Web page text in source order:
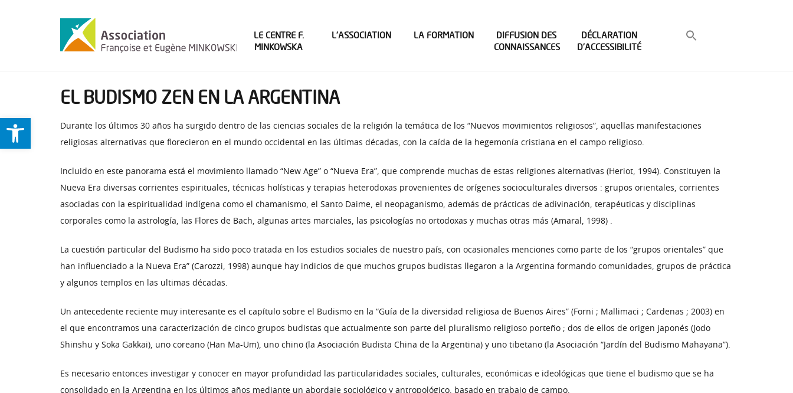
Ouvrir la barre d’outils
LE CENTRE F.
MINKOWSKA
L’ASSOCIATION LA FORMATION
DIFFUSION DES
CONNAISSANCES
DÉCLARATION
D’ACCESSIBILITÉ
EL BUDISMO ZEN EN LA ARGENTINA
Durante los últimos 30 años ha surgido dentro de las ciencias sociales de la religión la temática de los “Nuevos movimientos religiosos”, aquellas manifestaciones
religiosas alternativas que florecieron en el mundo occidental en las últimas décadas, con la caída de la hegemonía cristiana en el campo religioso.
Incluido en este panorama está el movimiento llamado “New Age” o “Nueva Era”, que comprende muchas de estas religiones alternativas (Heriot, 1994). Constituyen la
Nueva Era diversas corrientes espirituales, técnicas holísticas y terapias heterodoxas provenientes de orígenes socioculturales diversos : grupos orientales, corrientes
asociadas con la espiritualidad indígena como el chamanismo, el Santo Daime, el neopaganismo, además de prácticas de adivinación, terapéuticas y disciplinas
corporales como la astrología, las Flores de Bach, algunas artes marciales, las psicologías no ortodoxas y muchas otras más (Amaral, 1998) .
La cuestión particular del Budismo ha sido poco tratada en los estudios sociales de nuestro país, con ocasionales menciones como parte de los “grupos orientales” que
han influenciado a la Nueva Era” (Carozzi, 1998) aunque hay indicios de que muchos grupos budistas llegaron a la Argentina formando comunidades, grupos de práctica
y algunos templos en las ultimas décadas.
Un antecedente reciente muy interesante es el capítulo sobre el Budismo en la “Guía de la diversidad religiosa de Buenos Aires” (Forni ; Mallimaci ; Cardenas ; 2003) en
el que encontramos una caracterización de cinco grupos budistas que actualmente son parte del pluralismo religioso porteño ; dos de ellos de origen japonés (Jodo
Shinshu y Soka Gakkai), uno coreano (Han Ma-Um), uno chino (la Asociación Budista China de la Argentina) y uno tibetano (la Asociación “Jardín del Budismo Mahayana”).
Es necesario entonces investigar y conocer en mayor profundidad las particularidades sociales, culturales, económicas e ideológicas que tiene el budismo que se ha
consolidado en la Argentina en los últimos años mediante un abordaje sociológico y antropológico, basado en trabajo de campo.